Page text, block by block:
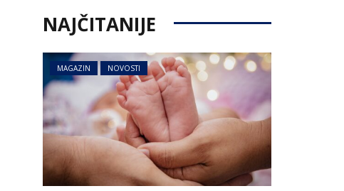
NAJČITANIJE
MAGAZIN NOVOSTI